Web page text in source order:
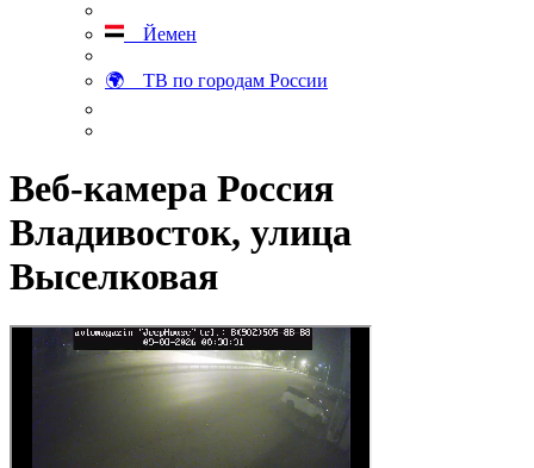
Йемен
🌍 ТВ по городам России
Веб-камера Россия
Владивосток, улица
Выселковая